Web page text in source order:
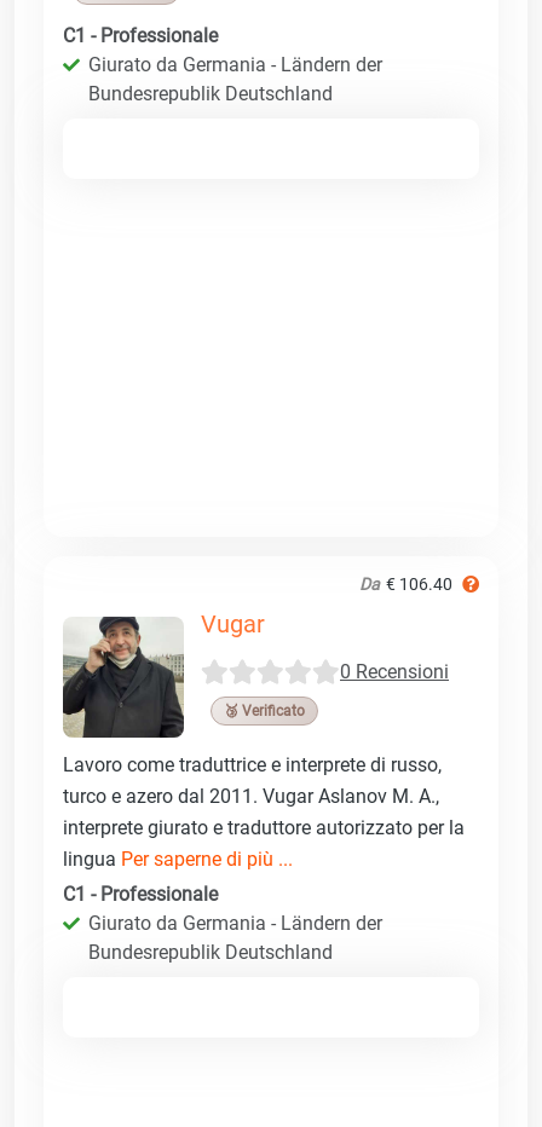
C1 - Professionale
Giurato da Germania - Ländern der
Bundesrepublik Deutschland
Da € 106.40
Vugar
0 Recensioni
🥉 Verificato
Lavoro come traduttrice e interprete di russo,
turco e azero dal 2011. Vugar Aslanov M. A.,
interprete giurato e traduttore autorizzato per la
lingua Per saperne di più ...
C1 - Professionale
Giurato da Germania - Ländern der
Bundesrepublik Deutschland